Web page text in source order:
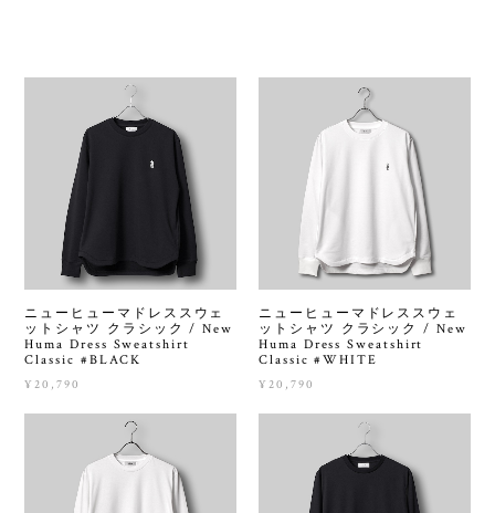
ニューヒューマドレススウェ
ットシャツ クラシック / New
Huma Dress Sweatshirt
Classic #BLACK
¥20,790
ニューヒューマドレススウェ
ットシャツ クラシック / New
Huma Dress Sweatshirt
Classic #WHITE
¥20,790